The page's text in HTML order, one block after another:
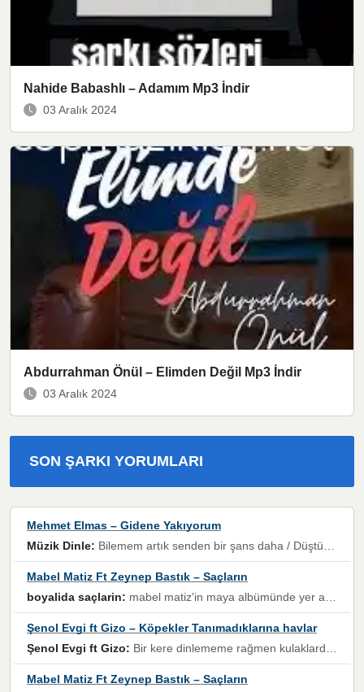
Nahide Babashlı – Adamım Mp3 İndir
03 Aralık 2024
Abdurrahman Önül – Elimden Değil Mp3 İndir
03 Aralık 2024
SON ŞARKI YORUMLARI
Mehmet Elmas – Gidene Yakıyorum
Müzik Dinle: Bilemem artık senden bir şans daha / Düştüğün zaman ben olmayacağım yanında” dizeleri, artık geçmişin tekrarına izin verilmeyeceğini, kişisel sınırların çizildiğini gösteriyor.
Mabel Matiz Ft Zeynep Bastık – Saçların
boyalida saçlarin: mabel matiz'in maya albümünde yer alan güzellerden. parça da şarkı hani! müzikal altyapısına vurulduğum, sözlerinde kaybolduğum bir parça olmuş.
Şenol Evgi ft Gizo – Köpekler Tanımadıklarına havlar
Şenol Evgi ft Gizo: Bir kere dinlememe rağmen kulaklardan gitmiyor sen sen sen sen kurban ol sen sen sen sen hayran ol yükses ses müzik dinleme sebebisiniz canlar bomba gibi patladınız maşallah
Mabel Matiz Ft Zeynep Bastık – Saçların